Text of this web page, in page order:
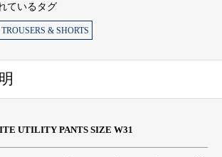
ているタグ
TROUSERS & SHORTS
UTILITY PANTS SIZE W31